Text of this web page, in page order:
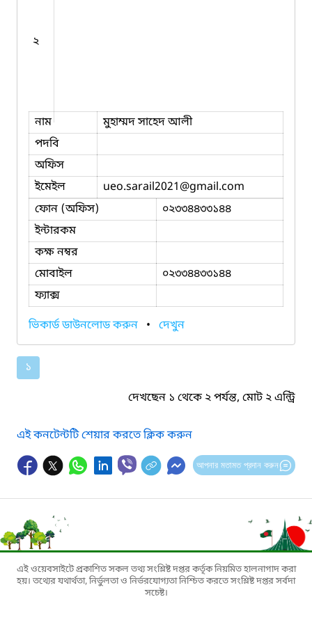
২
নাম
মুহাম্মদ সাহেদ আলী
পদবি
অফিস
ইমেইল
ueo.sarail2021@gmail.com
ফোন (অফিস)
০২৩৩৪৪৩৩১৪৪
ইন্টারকম
কক্ষ নম্বর
মোবাইল
০২৩৩৪৪৩৩১৪৪
ফ্যাক্স
ভিকার্ড ডাউনলোড করুন • দেখুন
১
দেখছেন ১ থেকে ২ পর্যন্ত, মোট ২ এন্ট্রি
এই কনটেন্টটি শেয়ার করতে ক্লিক করুন
আপনার মতামত প্রদান করুন
এই ওয়েবসাইটে প্রকাশিত সকল তথ্য সংশ্লিষ্ট দপ্তর কর্তৃক নিয়মিত হালনাগাদ করা
হয়। তথ্যের যথার্থতা, নির্ভুলতা ও নির্ভরযোগ্যতা নিশ্চিত করতে সংশ্লিষ্ট দপ্তর সর্বদা
সচেষ্ট।